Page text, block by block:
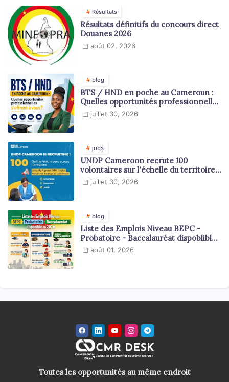
Résultats
Résultats définitifs du concours direct
Douanes 2026
août 02, 2026
blog
BTS / HND en poche au Cameroun :
Quelles opportunités professionnelles
s'offrent à vous ?
juillet 30, 2026
jobs
UNDP Cameroon recrute 100
volontaires sur l'échelle du territoire
national
juillet 30, 2026
blog
Liste des Emplois Niveau BEPC -
Probatoire - Baccalauréat dispoblible
en 2026
août 01, 2026
Toutes les opportunités au même endroit